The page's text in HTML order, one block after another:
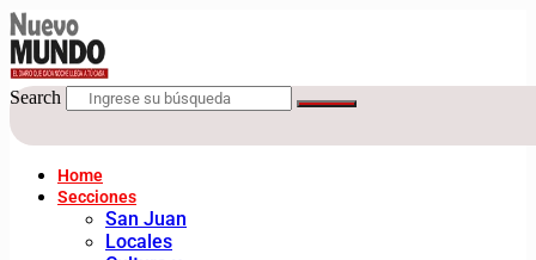
Search
Home
Secciones
San Juan
Locales